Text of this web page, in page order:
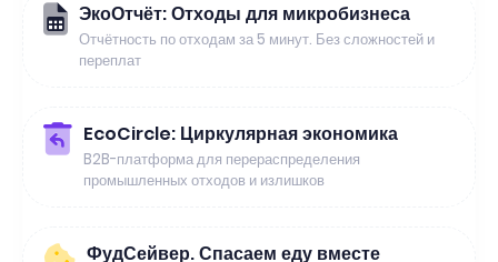
ЭкоОтчёт: Отходы для микробизнеса
Отчётность по отходам за 5 минут. Без сложностей и
переплат
EcoCircle: Циркулярная экономика
B2B-платформа для перераспределения
промышленных отходов и излишков
ФудСейвер. Спасаем еду вместе